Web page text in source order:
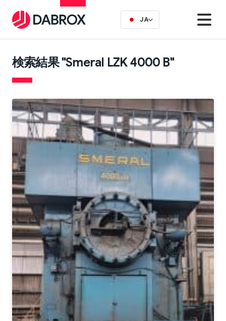
検索結果 "Smeral LZK 4000 B"